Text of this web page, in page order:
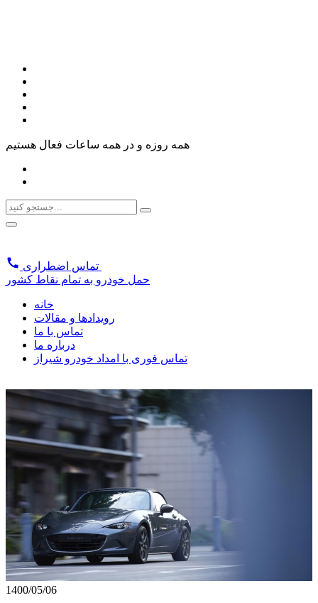
همه روزه و در همه ساعات فعال هستیم
تماس اضطراری
حمل خودرو به تمام نقاط کشور
خانه
رویدادها و مقالات
تماس با ما
درباره ما
تماس فوری با امداد خودرو شیراز
1400/05/06